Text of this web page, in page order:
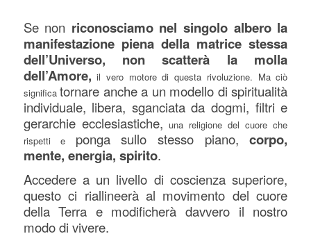
Se non riconosciamo nel singolo albero la
manifestazione piena della matrice stessa
dell’Universo, non scatterà la molla
dell’Amore, il vero motore di questa rivoluzione. Ma ciò
significatornare anche a un modello di spiritualità
individuale, libera, sganciata da dogmi, filtri e
gerarchie ecclesiastiche, una religione del cuore che
rispetti e ponga sullo stesso piano,corpo,
mente, energia, spirito.
Accedere a un livello di coscienza superiore,
questo ci riallineerà al movimento del cuore
della Terra e modificherà davvero il nostro
modo di vivere.